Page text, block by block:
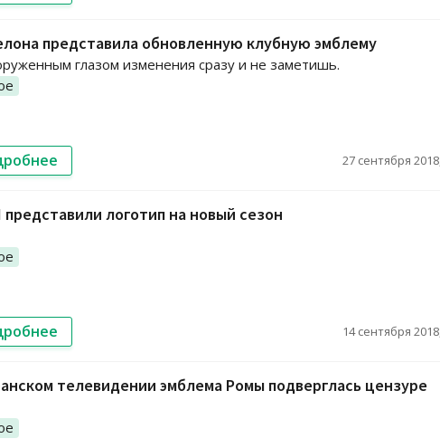
представила обновленную клубную эмблему
глазом изменения сразу и не заметишь.
27 сентября
представили логотип на новый сезон
14 сентября
телевидении эмблема Ромы подверглась цензуре